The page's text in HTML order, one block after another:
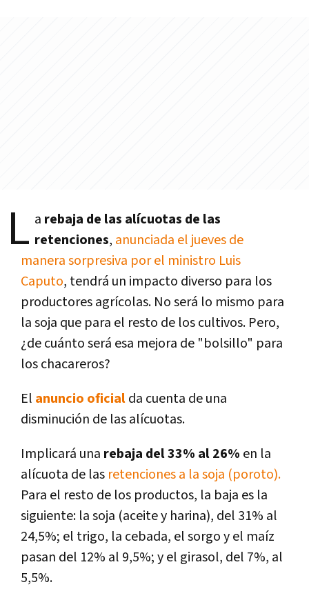
L a rebaja de las alícuotas de las
retenciones, anunciada el jueves de
manera sorpresiva por el ministro Luis
Caputo, tendrá un impacto diverso para los
productores agrícolas. No será lo mismo para
la soja que para el resto de los cultivos. Pero,
¿de cuánto será esa mejora de "bolsillo" para
los chacareros?
El anuncio oficialda cuenta de una
disminución de las alícuotas.
Implicará una rebaja del 33% al 26% en la
alícuota de las retenciones a la soja (poroto).
Para el resto de los productos, la baja es la
siguiente: la soja (aceite y harina), del 31% al
24,5%; el trigo, la cebada, el sorgo y el maíz
pasan del 12% al 9,5%; y el girasol, del 7%, al
5,5%.